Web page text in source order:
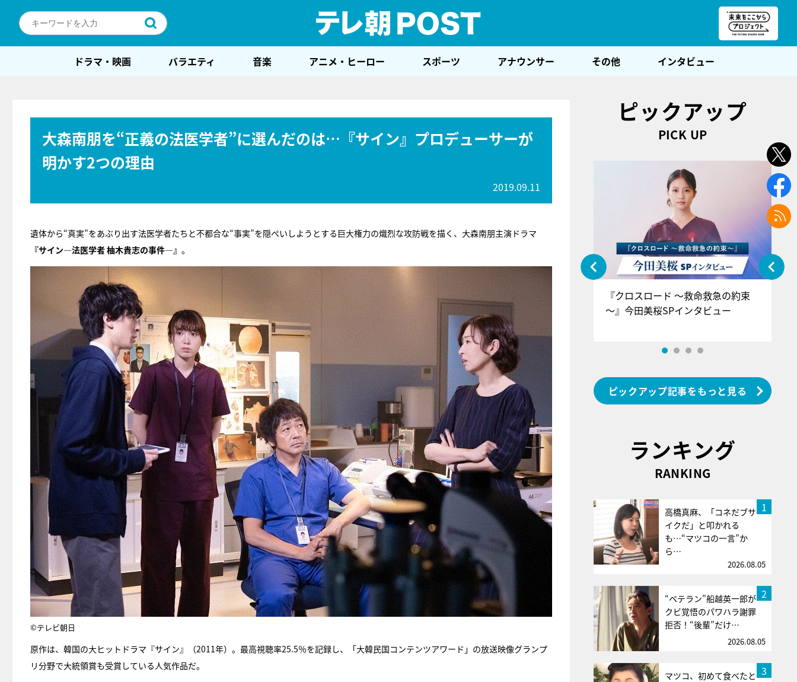
ドラマ・映画 バラエティ 音楽 アニメ・ヒーロー スポーツ アナウンサー その他 インタビュー
大森南朋を“正義の法医学者”に選んだのは…『サイン』プロデューサーが
明かす2つの理由
2019.09.11
遺体から“真実”をあぶり出す法医学者たちと不都合な“事実”を隠ぺいしようとする巨大権力の熾烈な攻防戦を描く、大森南朋主演ドラマ
『サイン―法医学者 柚木貴志の事件―』 。
©テレビ朝日
原作は、韓国の大ヒットドラマ『サイン』（2011年）。最高視聴率25.5％を記録し、「大韓民国コンテンツアワード」の放送映像グランプ
リ分野で大統領賞も受賞している人気作品だ。
ピックアップ
PICK UP
『アイ＝ラブ！げーみんぐ』＝LOV
E齋藤樹愛羅＆佐々木舞香SPインタ
ビュー
『クロスロード ～救命救急の約束
～』今田美桜SPインタビュー
ピックアップ記事をもっと見る
ランキング
RANKING
1
高橋真麻、「コネだブサ
イクだ」と叩かれる
も…“マツコの一言”か
ら…
2026.08.05
2
“ベテラン”船越英一郎が
クビ覚悟のパワハラ謝罪
拒否！“後輩”だけ…
2026.08.05
3
マツコ、初めて食べたと